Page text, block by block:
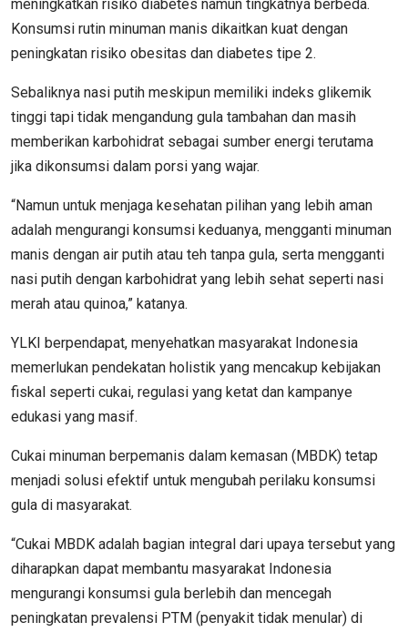
meningkatkan risiko diabetes namun tingkatnya berbeda.
Konsumsi rutin minuman manis dikaitkan kuat dengan
peningkatan risiko obesitas dan diabetes tipe 2.
Sebaliknya nasi putih meskipun memiliki indeks glikemik
tinggi tapi tidak mengandung gula tambahan dan masih
memberikan karbohidrat sebagai sumber energi terutama
jika dikonsumsi dalam porsi yang wajar.
“Namun untuk menjaga kesehatan pilihan yang lebih aman
adalah mengurangi konsumsi keduanya, mengganti minuman
manis dengan air putih atau teh tanpa gula, serta mengganti
nasi putih dengan karbohidrat yang lebih sehat seperti nasi
merah atau quinoa,” katanya.
YLKI berpendapat, menyehatkan masyarakat Indonesia
memerlukan pendekatan holistik yang mencakup kebijakan
fiskal seperti cukai, regulasi yang ketat dan kampanye
edukasi yang masif.
Cukai minuman berpemanis dalam kemasan (MBDK) tetap
menjadi solusi efektif untuk mengubah perilaku konsumsi
gula di masyarakat.
“Cukai MBDK adalah bagian integral dari upaya tersebut yang
diharapkan dapat membantu masyarakat Indonesia
mengurangi konsumsi gula berlebih dan mencegah
peningkatan prevalensi PTM (penyakit tidak menular) di